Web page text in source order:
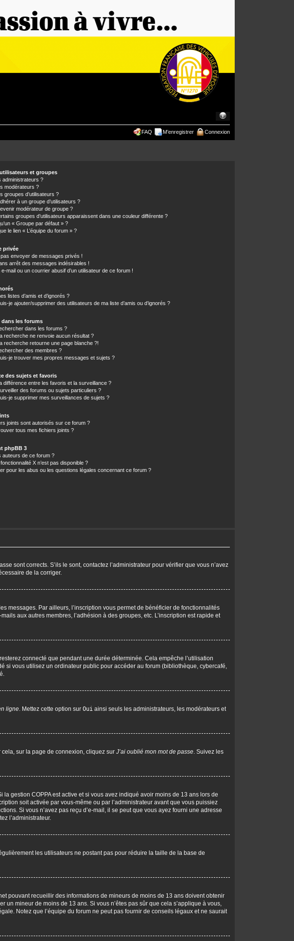
FAQ M’enregistrer Connexion
et groupes
administrateurs ?
modérateurs ?
groupes d’utilisateurs ?
à un groupe d’utilisateurs ?
modérateur de groupe ?
groupes d’utilisateurs apparaissent dans une couleur différente ?
« Groupe par défaut » ?
le lien « L’équipe du forum » ?
privée
envoyer de messages privés !
arrêt des messages indésirables !
e-mail ou un courrier abusif d’un utilisateur de ce forum !
listes d’amis et d’ignorés ?
je ajouter/supprimer des utilisateurs de ma liste d’amis ou d’ignorés ?
dans les forums
dans les forums ?
recherche ne renvoie aucun résultat ?
recherche retourne une page blanche ?!
des membres ?
je trouver mes propres messages et sujets ?
des sujets et favoris
différence entre les favoris et la surveillance ?
des forums ou sujets particuliers ?
je supprimer mes surveillances de sujets ?
joints sont autorisés sur ce forum ?
tous mes fichiers joints ?
phpBB 3
auteurs de ce forum ?
X n’est pas disponible ?
pour les abus ou les questions légales concernant ce forum ?
sont corrects. S’ils le sont, contactez l’administrateur pour vérifier que vous n’avez
de la corriger.
messages. Par ailleurs, l’inscription vous permet de bénéficier de fonctionnalités
aux autres membres, l’adhésion à des groupes, etc. L’inscription est rapide et
connecté que pendant une durée déterminée. Cela empêche l’utilisation
si vous utilisez un ordinateur public pour accéder au forum (bibliothèque, cybercafé,
ligne. Mettez cette option sur Oui ainsi seuls les administrateurs, les modérateurs et
sur la page de connexion, cliquez sur J’ai oublié mon mot de passe. Suivez les
gestion COPPA est active et si vous avez indiqué avoir moins de 13 ans lors de
soit activée par vous-même ou par l’administrateur avant que vous puissiez
Si vous n’avez pas reçu d’e-mail, il se peut que vous ayez fourni une adresse
l’administrateur.
les utilisateurs ne postant pas pour réduire la taille de la base de
pouvant recueillir des informations de mineurs de moins de 13 ans doivent obtenir
un mineur de moins de 13 ans. Si vous n’êtes pas sûr que cela s’applique à vous,
Notez que l’équipe du forum ne peut pas fournir de conseils légaux et ne saurait